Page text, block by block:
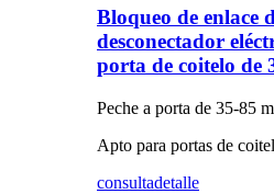
Bloqueo de enlace
desconectador
porta de coitelo de
Peche a porta de 35-85
Apto para portas de
consultadetalle